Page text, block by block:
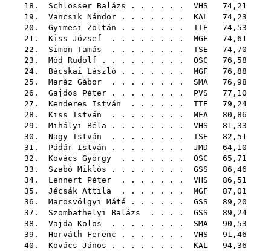
18. Schlosser Balázs . . . . . . VHS 74,21
19. Vancsik Nándor . . . . . . . KAL 74,23
20. Gyimesi Zoltán . . . . . . . TTE 74,53
21. Kiss József . . . . . . . . MGF 74,61
22. Simon Tamás . . . . . . . . TSE 74,70
23. Mód Rudolf . . . . . . . . . OSC 76,58
24. Bácskai László . . . . . . . MGF 76,88
25. Maráz Gábor . . . . . . . . SMA 76,98
26. Gajdos Péter . . . . . . . . PVS 77,10
27. Kenderes István . . . . . . TTE 79,24
28. Kiss István . . . . . . . . MEA 80,86
29. Mihályi Béla . . . . . . . . VHS 81,33
30. Nagy István . . . . . . . . TSE 82,51
31. Pádár István . . . . . . . . JMD 64,10
32. Kovács György . . . . . . . OSC 65,71
33. Szabó Miklós . . . . . . . . GSS 86,46
34. Lennert Péter . . . . . . . VHS 86,51
35. Jécsák Attila . . . . . . . MGF 87,01
36. Marosvölgyi Máté . . . . . . GSS 89,20
37. Szombathelyi Balázs . . . . GSS 89,24
38. Vajda Kolos . . . . . . . . SMA 90,53
39. Horváth Ferenc . . . . . . . VHS 91,46
40. Kovács János . . . . . . . . KAL 94,36